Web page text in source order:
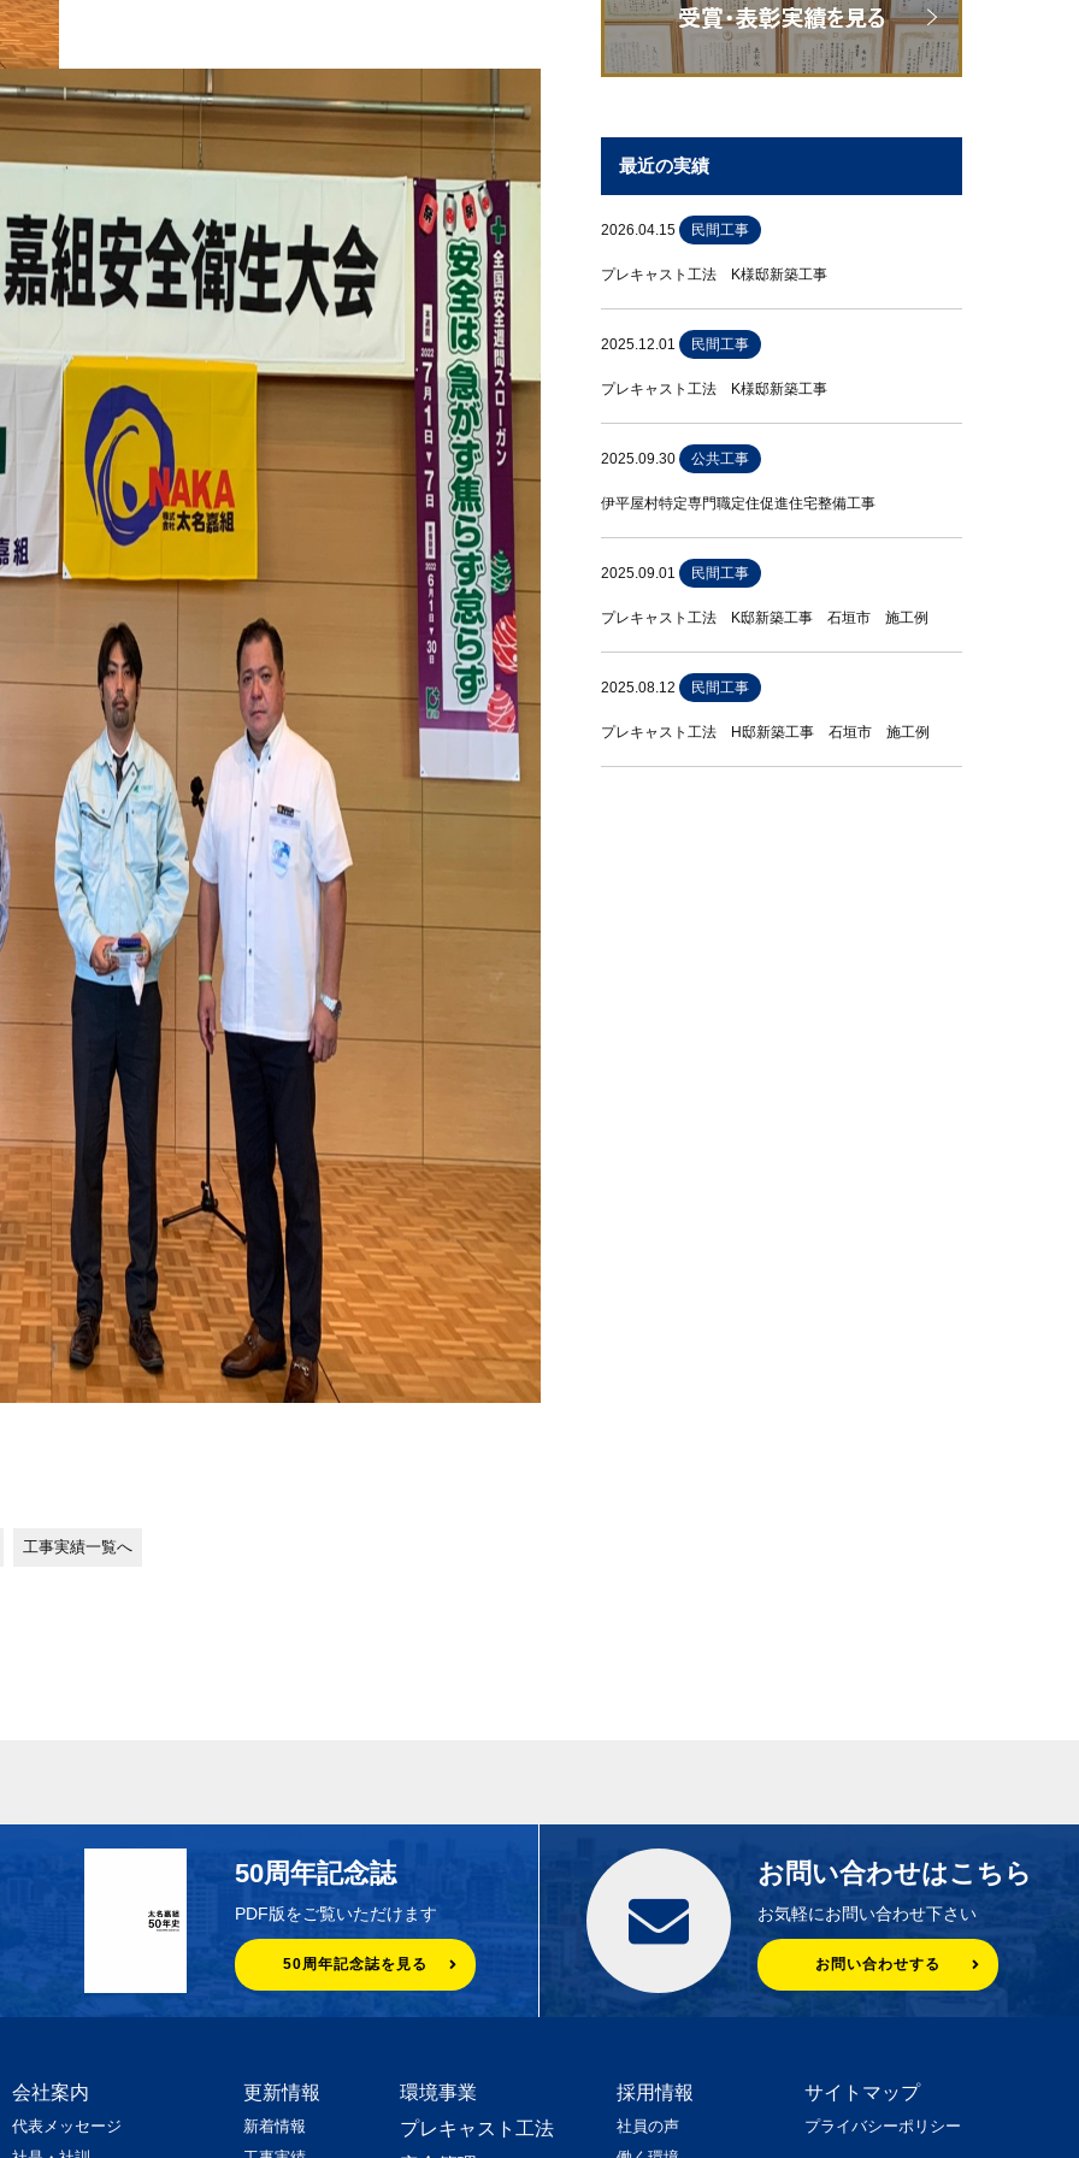
工事実績一覧へ
最近の実績
2026.04.15 民間工事
プレキャスト工法 K様邸新築工事
2025.12.01 民間工事
プレキャスト工法 K様邸新築工事
2025.09.30 公共工事
伊平屋村特定専門職定住促進住宅整備工事
2025.09.01 民間工事
プレキャスト工法 K邸新築工事 石垣市 施工例
2025.08.12 民間工事
プレキャスト工法 H邸新築工事 石垣市 施工例
50周年記念誌
PDF版をご覧いただけます
50周年記念誌を見る
お問い合わせはこちら
お気軽にお問い合わせ下さい
お問い合わせする
会社案内
代表メッセージ
更新情報
新着情報
環境事業
プレキャスト工法
採用情報
社員の声
サイトマップ
プライバシーポリシー